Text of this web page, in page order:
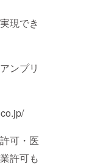
現でき
ンプリ
可・医
許可も